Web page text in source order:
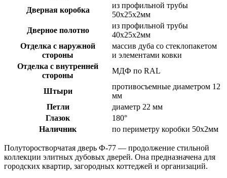
Дверная коробка
из профильной трубы
50х25х2мм
Дверное полотно
из профильной трубы
40х25х2мм
Отделка с наружной
стороны
массив дуба со стеклопакетом
и элементами ковки
Отделка с внутренней
стороны
МДФ по RAL
Штыри
противосъемные диаметром 12
мм
Петли
диаметр 22 мм
Глазок
180°
Наличник
по периметру коробки 50х2мм
Полуторостворчатая дверь Ф-77 — продолжение стильной
коллекции элитных дубовых дверей. Она предназначена для
городских квартир, загородных коттеджей и организаций.